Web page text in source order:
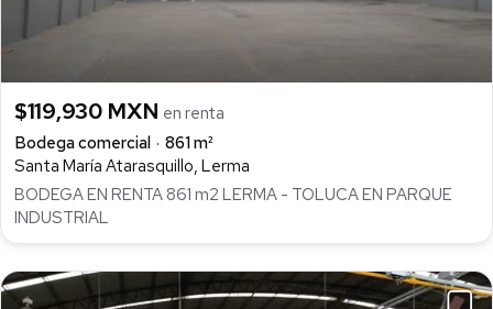
$119,930 MXN en renta
Bodega comercial
861 m²
Santa María Atarasquillo, Lerma
BODEGA EN RENTA 861 m2 LERMA - TOLUCA EN PARQUE
INDUSTRIAL